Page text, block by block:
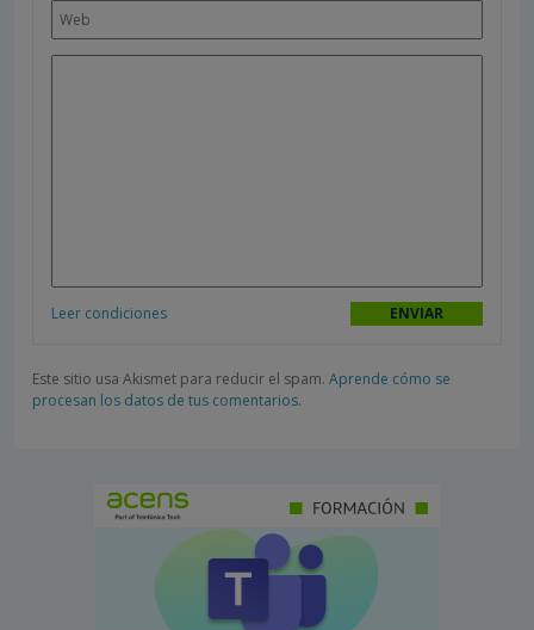
Leer condiciones
Este sitio usa Akismet para reducir el spam. Aprende cómo se
procesan los datos de tus comentarios.